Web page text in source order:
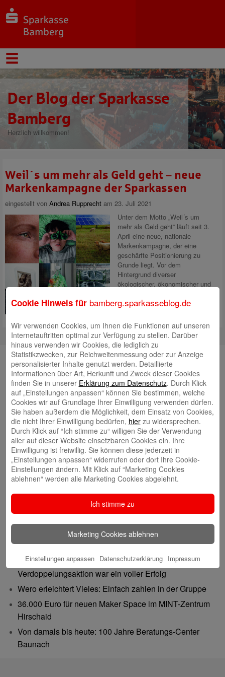
Der Blog der Sparkasse
Bamberg
Herzlich willkommen!
Weil´s um mehr als Geld geht – neue
Markenkampagne der Sparkassen
eingestellt von Andrea Rupprecht am 23. Juli 2021
Unter dem Motto „Weil´s um
mehr als Geld geht“ läuft seit 3.
April eine neue, nationale
Markenkampagne, der eine
geschärfte Positionierung zu
Grunde liegt. Vor dem
Hintergrund diverser
ökologischer, ökonomischer und
wurde mit der neuen Lead-
Unsere Autorinnen und Autoren
Andrea Rupprecht
Jonas Simon
Neueste Beiträge
Gutes tun – Freude teilen
Gemeinsam 62.500 Euro bewegt: Spenden-
Verdoppelungsaktion war ein voller Erfolg
Wero erleichtert Vieles: Einfach zahlen in der Gruppe
36.000 Euro für neuen Maker Space im MINT-Zentrum
Hirschaid
Von damals bis heute: 100 Jahre Beratungs-Center
Baunach
Cookie Hinweis für bamberg.sparkasseblog.de
Wir verwenden Cookies, um Ihnen die Funktionen auf unseren
Internetauftritten optimal zur Verfügung zu stellen. Darüber
hinaus verwenden wir Cookies, die lediglich zu
Statistikzwecken, zur Reichweitenmessung oder zur Anzeige
personalisierter Inhalte genutzt werden. Detaillierte
Informationen über Art, Herkunft und Zweck dieser Cookies
finden Sie in unserer Erklärung zum Datenschutz. Durch Klick
auf „Einstellungen anpassen“ können Sie bestimmen, welche
Cookies wir auf Grundlage Ihrer Einwilligung verwenden dürfen.
Sie haben außerdem die Möglichkeit, dem Einsatz von Cookies,
die nicht Ihrer Einwilligung bedürfen, hierzu widersprechen.
Durch Klick auf “Ich stimme zu“ willigen Sie der Verwendung
aller auf dieser Website einsetzbaren Cookies ein. Ihre
Einwilligung ist freiwillig. Sie können diese jederzeit in
„Einstellungen anpassen“ widerrufen oder dort Ihre Cookie-
Einstellungen ändern. Mit Klick auf “Marketing Cookies
ablehnen“ werden alle Marketing Cookies abgelehnt.
Ich stimme zu
Marketing Cookies ablehnen
Einstellungen anpassen Datenschutzerklärung Impressum